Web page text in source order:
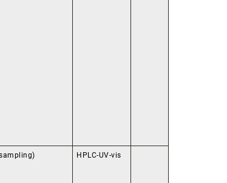
HPLC-UV-vis